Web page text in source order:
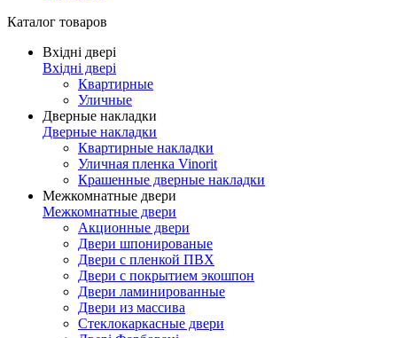
Каталог товаров
Вхідні двері
Вхідні двері
Квартирные
Уличные
Дверные накладки
Дверные накладки
Квартирные накладки
Уличная пленка Vinorit
Крашенные дверные накладки
Межкомнатные двери
Межкомнатные двери
Акционные двери
Двери шпонированые
Двери с пленкой ПВХ
Двери с покрытием экошпон
Двери ламинированные
Двери из массива
Стеклокаркасные двери